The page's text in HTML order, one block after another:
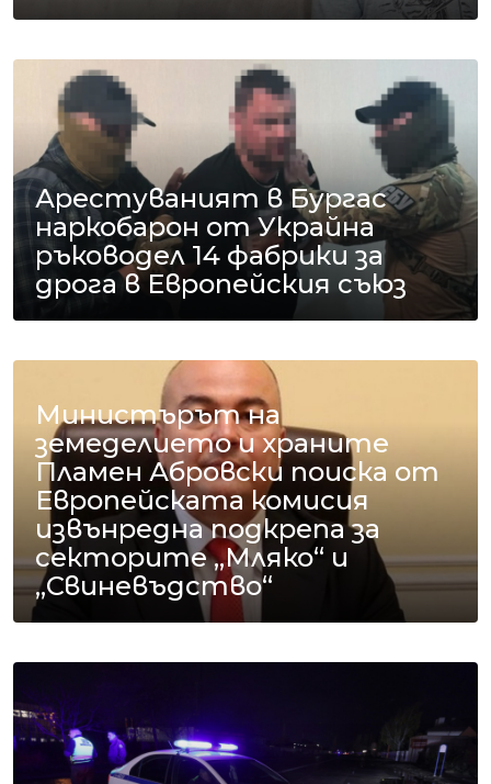
Арестуваният в Бургас
наркобарон от Украйна
ръководел 14 фабрики за
дрога в Европейския съюз
Министърът на
земеделието и храните
Пламен Абровски поиска от
Европейската комисия
извънредна подкрепа за
секторите „Мляко“ и
„Свиневъдство“